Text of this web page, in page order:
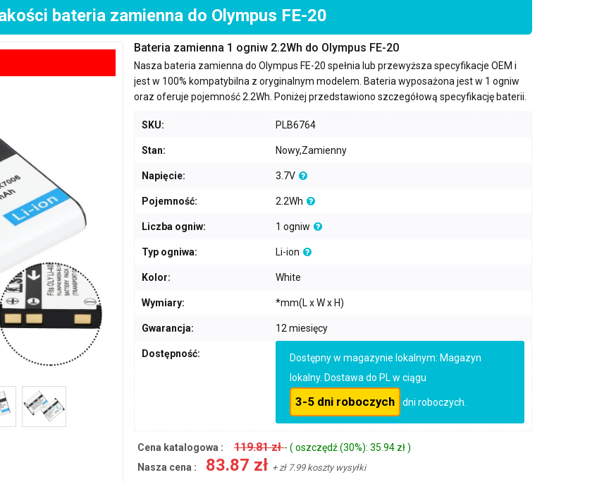
bateria zamienna do Olympus FE-20
Bateria zamienna 1 ogniw 2.2Wh do Olympus FE-20
Nasza bateria zamienna do Olympus FE-20 spełnia lub przewyższa specyfikacje OEM i
jest w 100% kompatybilna z oryginalnym modelem. Bateria wyposażona jest w 1 ogniw
oraz oferuje pojemność2.2Wh . Poniżej przedstawiono szczegółową specyfikację baterii.
SKU: PLB6764
Stan: Nowy,Zamienny
Napięcie: 3.7V
Pojemność: 2.2Wh
Liczba ogniw: 1 ogniw
Typ ogniwa: Li-ion
Kolor: White
Wymiary: *mm(L x W x H)
Gwarancja: 12 miesięcy
Dostępność:
Dostępny w magazynie lokalnym: Magazyn
lokalny. Dostawa do PL w ciągu
3-5 dni roboczych dni roboczych.
Cena katalogowa : 119.81 zł- ( oszczędź (30%): 35.94 zł )
Nasza cena :
83.87 zł + zł 7.99 koszty wysyłki